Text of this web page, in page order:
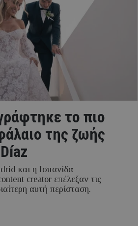
το πιο
της ζωής
και η Ισπανίδα
creator επέλεξαν τις
αυτή περίσταση.